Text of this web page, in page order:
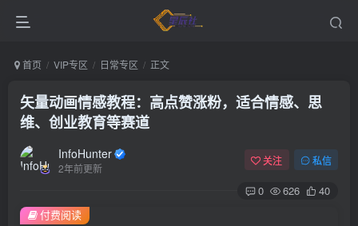
首页 VIP专区 日常专区 正文
矢量动画情感教程：高点赞涨粉，适合情感、思
维、创业教育等赛道
InfoHunter
2年前更新
关注 私信
0 626 40
付费阅读